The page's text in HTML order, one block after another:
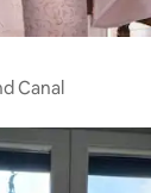
Canal
Wybór gości